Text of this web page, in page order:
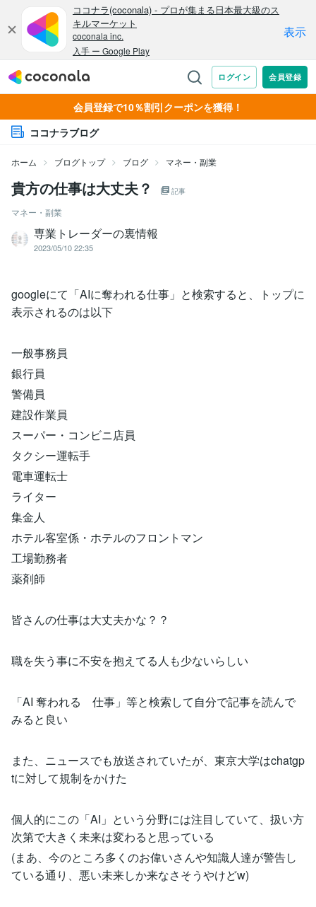
会員登録で10％割引クーポンを獲得！
ココナラブログ
ホーム ブログトップ ブログ マネー・副業
貴方の仕事は大丈夫？ 記事
マネー・副業
専業トレーダーの裏情報
2023/05/10 22:35
googleにて「AIに奪われる仕事」と検索すると、トップに
表示されるのは以下
一般事務員
銀行員
警備員
建設作業員
スーパー・コンビニ店員
タクシー運転手
電車運転士
ライター
集金人
ホテル客室係・ホテルのフロントマン
工場勤務者
薬剤師
皆さんの仕事は大丈夫かな？？
職を失う事に不安を抱えてる人も少ないらしい
「AI 奪われる 仕事」等と検索して自分で記事を読んで
みると良い
また、ニュースでも放送されていたが、東京大学はchatgp
tに対して規制をかけた
個人的にこの「AI」という分野には注目していて、扱い方
次第で大きく未来は変わると思っている
(まあ、今のところ多くのお偉いさんや知識人達が警告し
ている通り、悪い未来しか来なさそうやけどw)